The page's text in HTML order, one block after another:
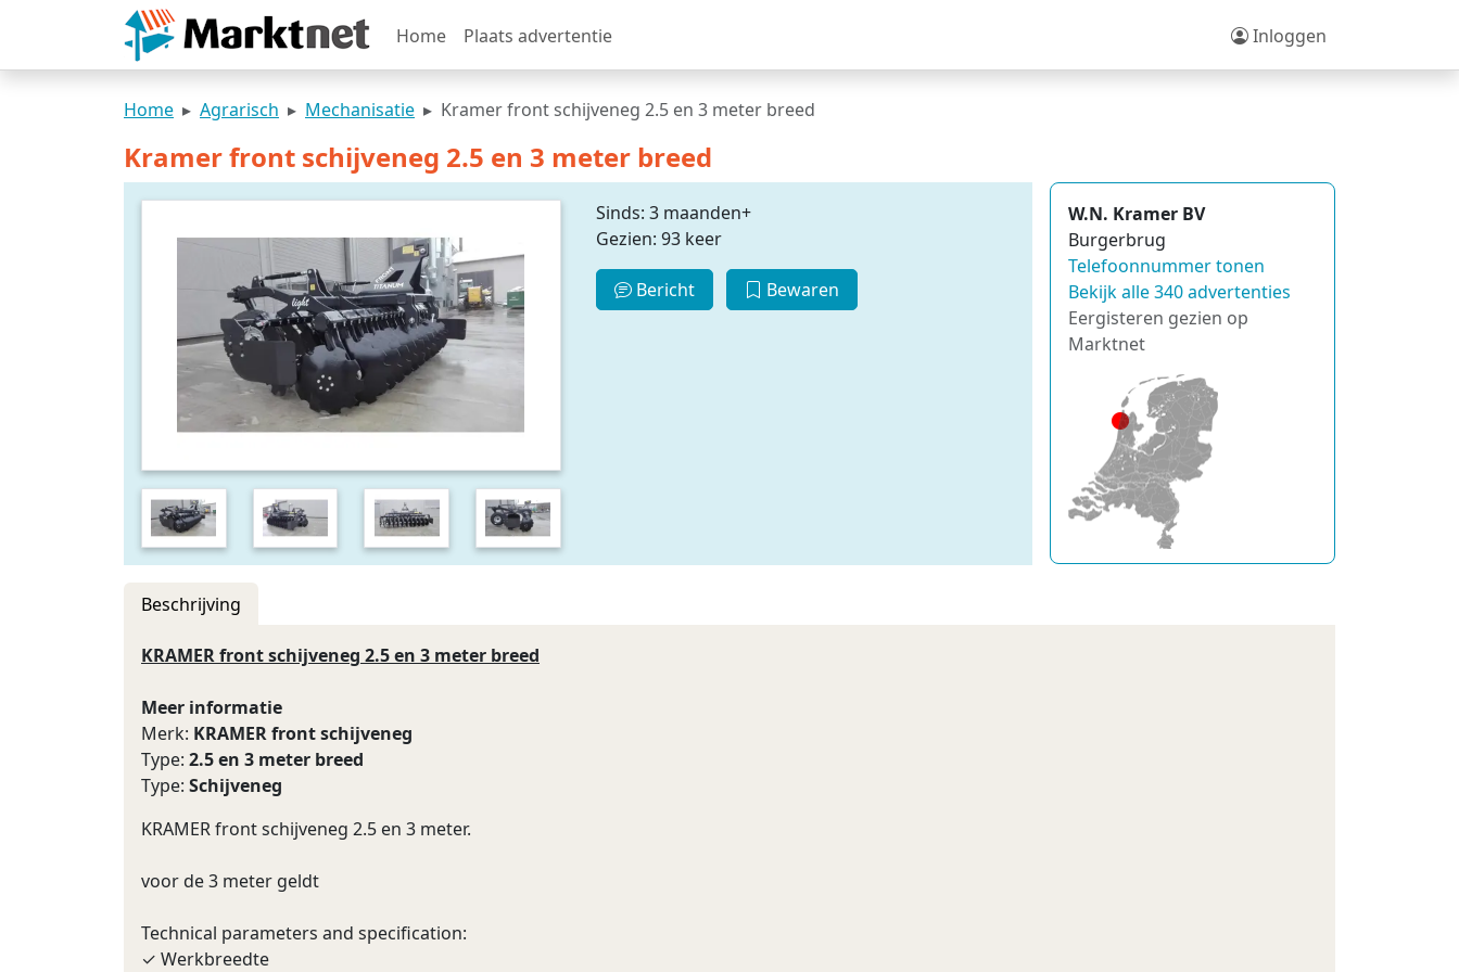
Home Plaats advertentie Inloggen
Home Agrarisch Mechanisatie Kramer front schijveneg 2.5 en 3 meter breed
Kramer front schijveneg 2.5 en 3 meter breed
Sinds: 3 maanden+
Gezien: 93 keer
Bericht Bewaren
W.N. Kramer BV
Burgerbrug
Telefoonnummer tonen
Bekijk alle 340 advertenties
Eergisteren gezien op
Marktnet
Beschrijving
KRAMER front schijveneg 2.5 en 3 meter breed
Meer informatie
Merk: KRAMER front schijveneg
Type: 2.5 en 3 meter breed
Type: Schijveneg
KRAMER front schijveneg 2.5 en 3 meter.
voor de 3 meter geldt
Technical parameters and specification:
✓ Werkbreedte